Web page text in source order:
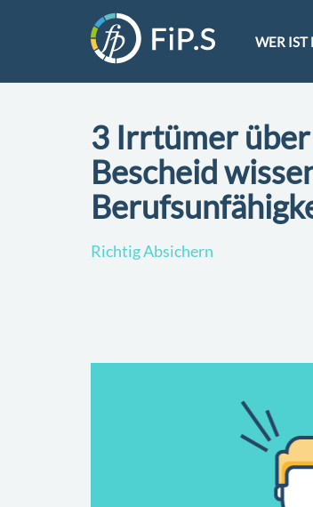
WER IST
3 Irrtümer über
Bescheid
Richtig Absichern